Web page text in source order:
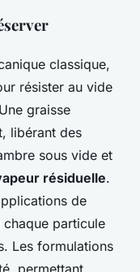
classique,
résister au vide
graisse
libérant des
sous vide et
résiduelle.
de
particule
Les formulations
permettant